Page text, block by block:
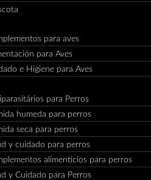
para aves
para Aves
e Higiene para Aves
para Perros
humeda para perros
seca para perros
y cuidado para perros
alimenticios para perros
y Cuidado para Perros